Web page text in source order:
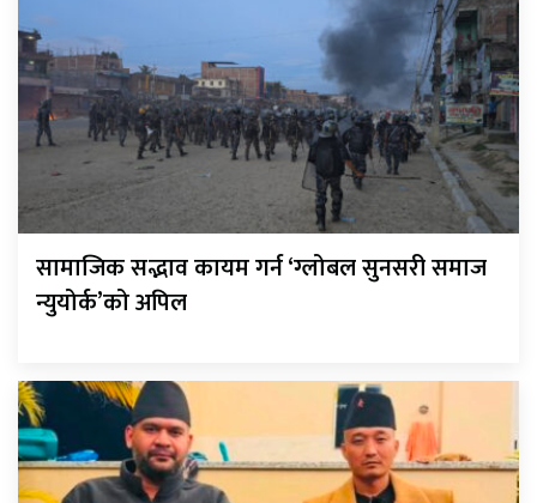
सामाजिक सद्भाव कायम गर्न ‘ग्लोबल सुनसरी समाज
न्युयोर्क’को अपिल